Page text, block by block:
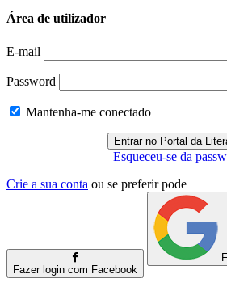
Área de utilizador
E-mail
Password
Mantenha-me conectado
Esqueceu-se da
Crie a sua conta ou se preferir pode
Fazer login com Facebook